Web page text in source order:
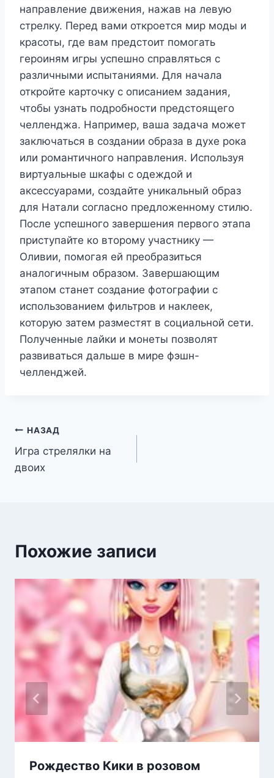
направление движения, нажав на левую
стрелку. Перед вами откроется мир моды и
красоты, где вам предстоит помогать
героиням игры успешно справляться с
различными испытаниями. Для начала
откройте карточку с описанием задания,
чтобы узнать подробности предстоящего
челленджа. Например, ваша задача может
заключаться в создании образа в духе рока
или романтичного направления. Используя
виртуальные шкафы с одеждой и
аксессуарами, создайте уникальный образ
для Натали согласно предложенному стилю.
После успешного завершения первого этапа
приступайте ко второму участнику —
Оливии, помогая ей преобразиться
аналогичным образом. Завершающим
этапом станет создание фотографии с
использованием фильтров и наклеек,
которую затем разместят в социальной сети.
Полученные лайки и монеты позволят
развиваться дальше в мире фэшн-
челленджей.
Навигация
по
НАЗАД
Игра стрелялки на
двоих
Похожие записи
Рождество Кики в розовом